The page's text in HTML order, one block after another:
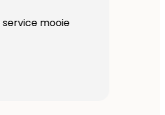
goede service mooie